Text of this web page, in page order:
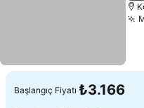
Başlangıç Fiyatı ₺3.166